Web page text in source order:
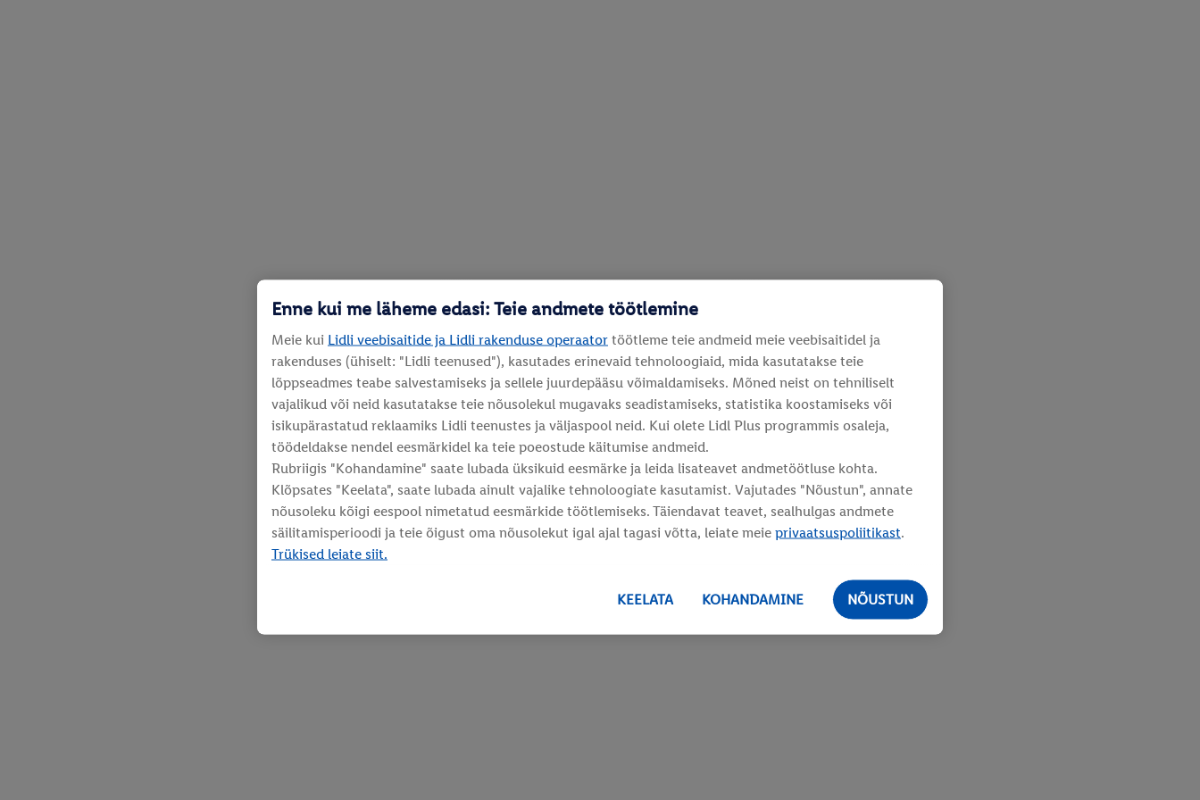
Enne kui me läheme edasi: Teie andmete töötlemine
Meie kui Lidli veebisaitide ja Lidli rakenduse operaator töötleme teie andmeid meie veebisaitidel ja
rakenduses (ühiselt: "Lidli teenused"), kasutades erinevaid tehnoloogiaid, mida kasutatakse teie
lõppseadmes teabe salvestamiseks ja sellele juurdepääsu võimaldamiseks. Mõned neist on tehniliselt
vajalikud või neid kasutatakse teie nõusolekul mugavaks seadistamiseks, statistika koostamiseks või
isikupärastatud reklaamiks Lidli teenustes ja väljaspool neid. Kui olete Lidl Plus programmis osaleja,
töödeldakse nendel eesmärkidel ka teie poeostude käitumise andmeid.
Rubriigis "Kohandamine" saate lubada üksikuid eesmärke ja leida lisateavet andmetöötluse kohta.
Klõpsates "Keelata", saate lubada ainult vajalike tehnoloogiate kasutamist. Vajutades "Nõustun", annate
nõusoleku kõigi eespool nimetatud eesmärkide töötlemiseks. Täiendavat teavet, sealhulgas andmete
säilitamisperioodi ja teie õigust oma nõusolekut igal ajal tagasi võtta, leiate meie privaatsuspoliitikast.
Trükised leiate siit.
KEELATA KOHANDAMINE NÕUSTUN